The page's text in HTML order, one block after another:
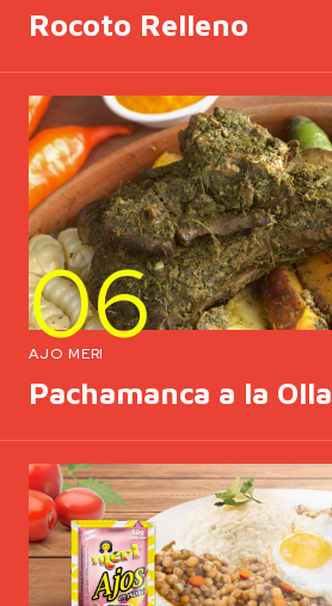
Rocoto Relleno
06
AJO MERI
Pachamanca a la Olla